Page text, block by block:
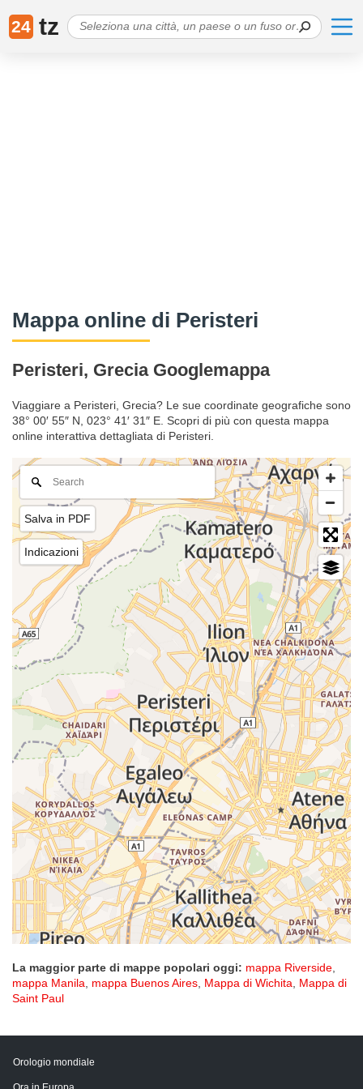
24 tz
Mappa online di Peristeri
Peristeri, Grecia Googlemappa
Viaggiare a Peristeri, Grecia? Le sue coordinate geografiche sono
38° 00′ 55″ N, 023° 41′ 31″ E. Scopri di più con questa mappa
online interattiva dettagliata di Peristeri.
Salva in PDF
Indicazioni
La maggior parte di mappe popolari oggi: mappa Riverside,
mappa Manila, mappa Buenos Aires, Mappa di Wichita, Mappa di
Saint Paul
Orologio mondiale